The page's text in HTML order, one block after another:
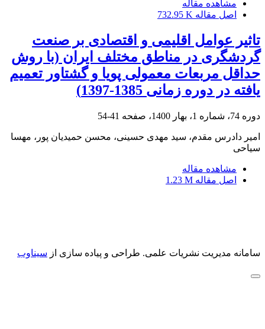
مشاهده مقاله
اصل مقاله 732.95 K
تاثیر عوامل اقلیمی و اقتصادی بر صنعت
گردشگری در مناطق مختلف ایران (با روش
حداقل مربعات معمولی پویا و گشتاور تعمیم
یافته در دوره زمانی 1385-1397)
دوره 74، شماره 1، بهار 1400، صفحه 41-54
امیر دادرس مقدم، سید مهدی حسینی، محسن حمیدیان پور، مهسا
سیاحی
مشاهده مقاله
اصل مقاله 1.23 M
سامانه مدیریت نشریات علمی. طراحی و پیاده سازی از سیناوب